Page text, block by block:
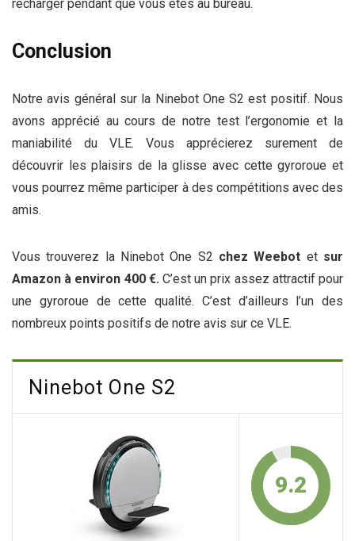
recharger pendant que vous êtes au bureau.
Conclusion
Notre avis général sur la Ninebot One S2 est positif. Nous
avons apprécié au cours de notre test l’ergonomie et la
maniabilité du VLE. Vous apprécierez surement de
découvrir les plaisirs de la glisse avec cette gyroroue et
vous pourrez même participer à des compétitions avec des
amis.
Vous trouverez la Ninebot One S2 chez Weebot et sur
Amazon à environ 400 €. C’est un prix assez attractif pour
une gyroroue de cette qualité. C’est d’ailleurs l’un des
nombreux points positifs de notre avis sur ce VLE.
Ninebot One S2
9.2